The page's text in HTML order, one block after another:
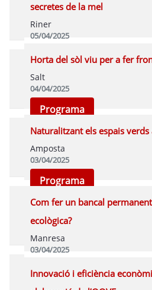
secretes de la mel
Riner
05/04/2025
Programa
Horta del sòl viu per a fer
Salt
04/04/2025
Programa
Naturalitzant els espais
Amposta
03/04/2025
Programa
Com fer un bancal
ecològica?
Manresa
03/04/2025
Programa
Innovació i eficiència